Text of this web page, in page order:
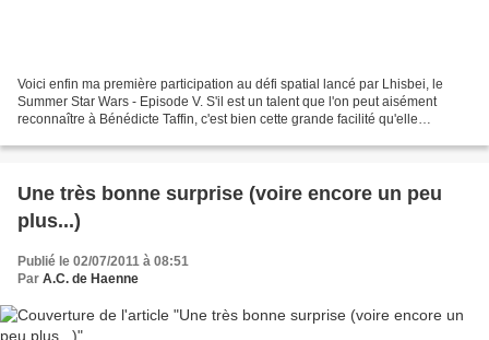
Voici enfin ma première participation au défi spatial lancé par Lhisbei, le
Summer Star Wars - Episode V. S'il est un talent que l'on peut aisément
reconnaître à Bénédicte Taffin, c'est bien cette grande facilité qu'elle
Une très bonne surprise (voire encore un peu
plus...)
Publié le 02/07/2011 à 08:51
Par A.C. de Haenne